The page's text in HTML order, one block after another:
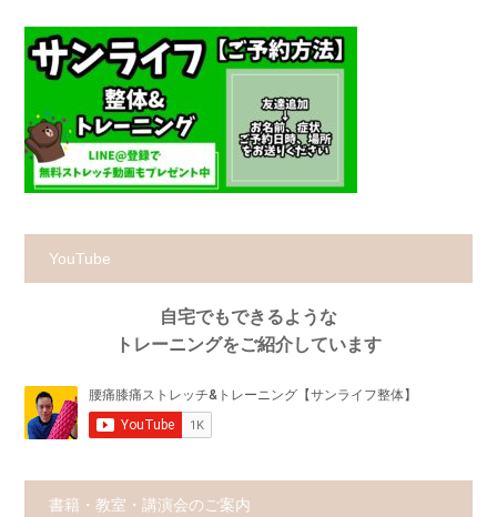
YouTube
自宅でもできるような
トレーニングをご紹介しています
書籍・教室・講演会のご案内